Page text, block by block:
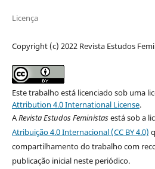
Licença
Copyright (c) 2022 Revista Estudos
Este trabalho está licenciado sob uma
Attribution 4.0 International License.
ARevista Estudos Feministasestá sob a
Atribuição 4.0 Internacional (CC BY 4.0)
compartilhamento do trabalho com
publicação inicial neste periódico.